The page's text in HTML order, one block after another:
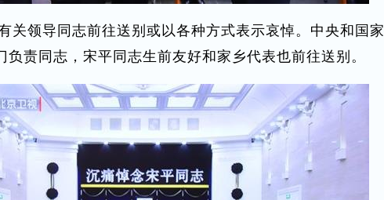
领导同志前往送别或以各种方式表示哀悼。中央和国家
负责同志，宋平同志生前友好和家乡代表也前往送别。